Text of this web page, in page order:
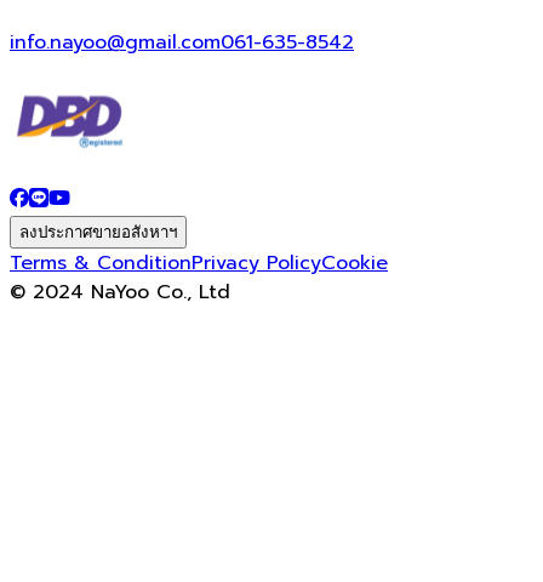
info.nayoo@gmail.com061-635-8542
ลงประกาศขายอสังหาฯ
Terms & ConditionPrivacy PolicyCookie
© 2024 NaYoo Co., Ltd